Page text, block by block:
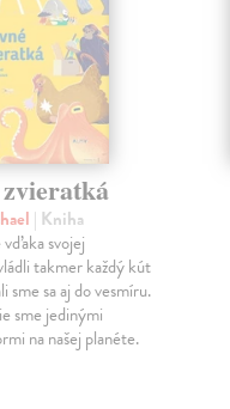
| Kniha
svojej
takmer každý kút
sme sa aj do vesmíru.
sme jedinými
na našej planéte.